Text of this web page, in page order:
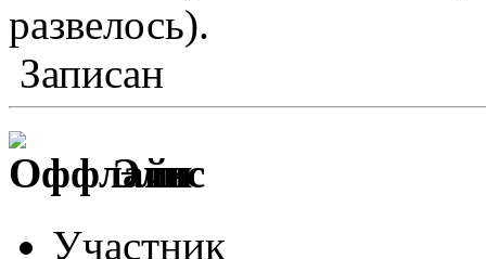
развелось).
Записан
Элис
Участник